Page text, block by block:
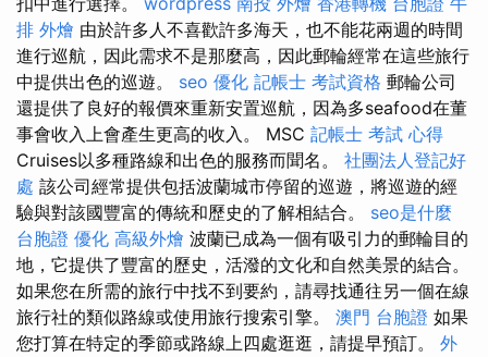
排 外燴 由於許多人不喜歡許多海天，也不能花兩週的時間
進行巡航，因此需求不是那麼高，因此郵輪經常在這些旅行
中提供出色的巡遊。 seo 優化 記帳士 考試資格 郵輪公司
還提供了良好的報價來重新安置巡航，因為多seafood在董
事會收入上會產生更高的收入。 MSC 記帳士 考試 心得
Cruises以多種路線和出色的服務而聞名。 社團法人登記好
處 該公司經常提供包括波蘭城市停留的巡遊，將巡遊的經
驗與對該國豐富的傳統和歷史的了解相結合。 seo是什麼
台胞證 優化 高級外燴 波蘭已成為一個有吸引力的郵輪目的
地，它提供了豐富的歷史，活潑的文化和自然美景的結合。
如果您在所需的旅行中找不到要約，請尋找通往另一個在線
旅行社的類似路線或使用旅行搜索引擎。 澳門 台胞證 如果
您打算在特定的季節或路線上四處逛逛，請提早預訂。 外